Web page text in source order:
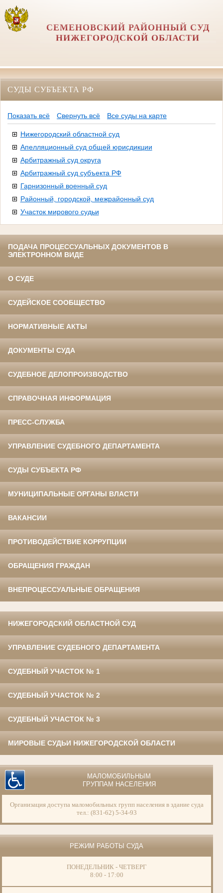
СЕМЕНОВСКИЙ РАЙОННЫЙ СУД
НИЖЕГОРОДСКОЙ ОБЛАСТИ
СУДЫ СУБЪЕКТА РФ
Показать всё Свернуть всё Все суды на карте
Нижегородский областной суд
Апелляционный суд общей юрисдикции
Арбитражный суд округа
Арбитражный суд субъекта РФ
Гарнизонный военный суд
Районный, городской, межрайонный суд
Участок мирового судьи
ПОДАЧА ПРОЦЕССУАЛЬНЫХ ДОКУМЕНТОВ В
ЭЛЕКТРОННОМ ВИДЕ
О СУДЕ
СУДЕЙСКОЕ СООБЩЕСТВО
НОРМАТИВНЫЕ АКТЫ
ДОКУМЕНТЫ СУДА
СУДЕБНОЕ ДЕЛОПРОИЗВОДСТВО
СПРАВОЧНАЯ ИНФОРМАЦИЯ
ПРЕСС-СЛУЖБА
УПРАВЛЕНИЕ СУДЕБНОГО ДЕПАРТАМЕНТА
СУДЫ СУБЪЕКТА РФ
МУНИЦИПАЛЬНЫЕ ОРГАНЫ ВЛАСТИ
ВАКАНСИИ
ПРОТИВОДЕЙСТВИЕ КОРРУПЦИИ
ОБРАЩЕНИЯ ГРАЖДАН
ВНЕПРОЦЕССУАЛЬНЫЕ ОБРАЩЕНИЯ
НИЖЕГОРОДСКИЙ ОБЛАСТНОЙ СУД
УПРАВЛЕНИЕ СУДЕБНОГО ДЕПАРТАМЕНТА
СУДЕБНЫЙ УЧАСТОК № 1
СУДЕБНЫЙ УЧАСТОК № 2
СУДЕБНЫЙ УЧАСТОК № 3
МИРОВЫЕ СУДЬИ НИЖЕГОРОДСКОЙ ОБЛАСТИ
МАЛОМОБИЛЬНЫМ
ГРУППАМ НАСЕЛЕНИЯ
Организация доступа маломобильных групп населения в здание суда
тел.: (831-62) 5-34-93
РЕЖИМ РАБОТЫ СУДА
ПОНЕДЕЛЬНИК - ЧЕТВЕРГ
8:00 - 17:00